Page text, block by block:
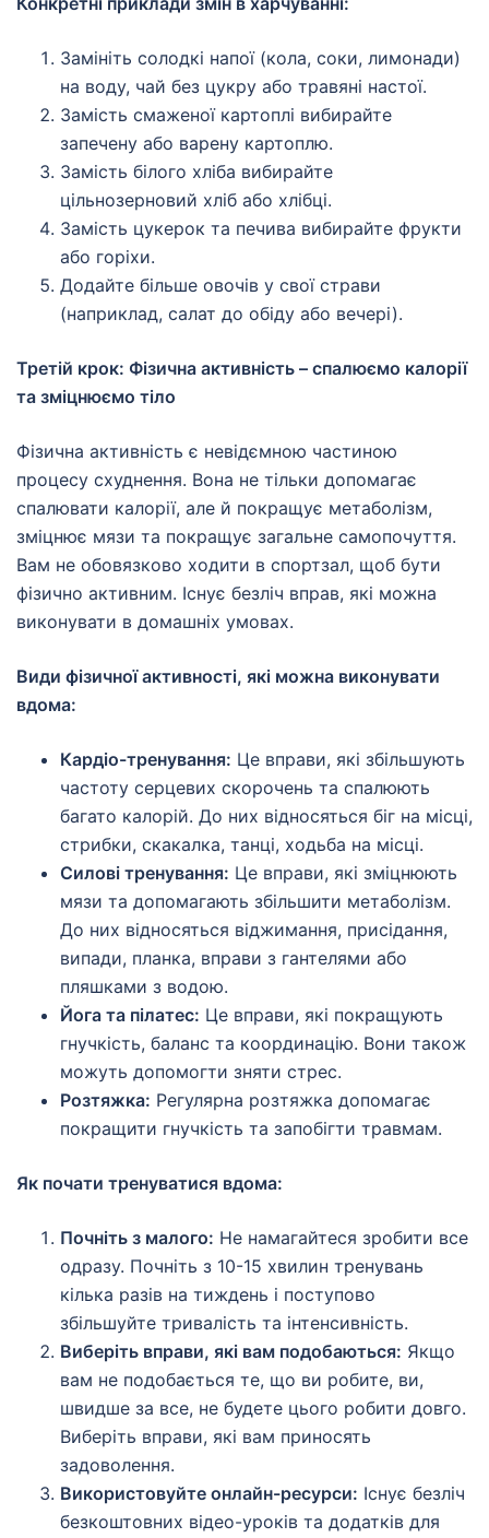
Замініть солодкі напої (кола, соки, лимонади)
на воду, чай без цукру або травяні настої.
Замість смаженої картоплі вибирайте
запечену або варену картоплю.
Замість білого хліба вибирайте
цільнозерновий хліб або хлібці.
Замість цукерок та печива вибирайте фрукти
або горіхи.
Додайте більше овочів у свої страви
(наприклад, салат до обіду або вечері).
Третій крок: Фізична активність – спалюємо калорії
та зміцнюємо тіло
Фізична активність є невідємною частиною
процесу схуднення. Вона не тільки допомагає
спалювати калорії, але й покращує метаболізм,
зміцнює мязи та покращує загальне самопочуття.
Вам не обовязково ходити в спортзал, щоб бути
фізично активним. Існує безліч вправ, які можна
виконувати в домашніх умовах.
Види фізичної активності, які можна виконувати
вдома:
Кардіо-тренування: Це вправи, які збільшують
частоту серцевих скорочень та спалюють
багато калорій. До них відносяться біг на місці,
стрибки, скакалка, танці, ходьба на місці.
Силові тренування: Це вправи, які зміцнюють
мязи та допомагають збільшити метаболізм.
До них відносяться віджимання, присідання,
випади, планка, вправи з гантелями або
пляшками з водою.
Йога та пілатес: Це вправи, які покращують
гнучкість, баланс та координацію. Вони також
можуть допомогти зняти стрес.
Розтяжка: Регулярна розтяжка допомагає
покращити гнучкість та запобігти травмам.
Як почати тренуватися вдома:
Почніть з малого: Не намагайтеся зробити все
одразу. Почніть з 10-15 хвилин тренувань
кілька разів на тиждень і поступово
збільшуйте тривалість та інтенсивність.
Виберіть вправи, які вам подобаються: Якщо
вам не подобається те, що ви робите, ви,
швидше за все, не будете цього робити довго.
Виберіть вправи, які вам приносять
задоволення.
Використовуйте онлайн-ресурси: Існує безліч
безкоштовних відео-уроків та додатків для